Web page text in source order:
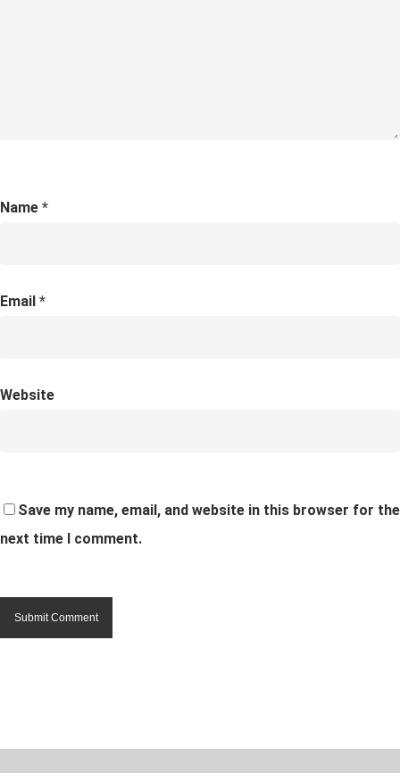
Name *
Email *
Website
Save my name, email, and website in this browser for the
next time I comment.